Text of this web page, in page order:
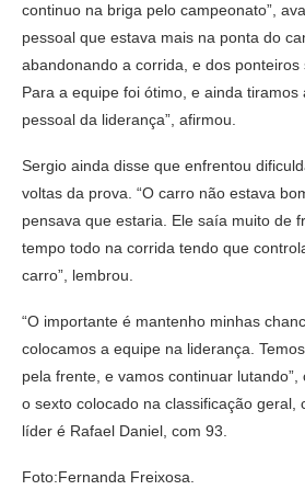
continuo na briga pelo campeonato”,
pessoal que estava mais na ponta do
abandonando a corrida, e dos ponteiros
Para a equipe foi ótimo, e ainda tiramos
pessoal da liderança”, afirmou.
Sergio ainda disse que enfrentou
voltas da prova. “O carro não estava
pensava que estaria. Ele saía muito de
tempo todo na corrida tendo que
carro”, lembrou.
“O importante é mantenho minhas
colocamos a equipe na liderança.
pela frente, e vamos continuar
o sexto colocado na classificação geral,
líder é Rafael Daniel, com 93.
Foto:Fernanda Freixosa.